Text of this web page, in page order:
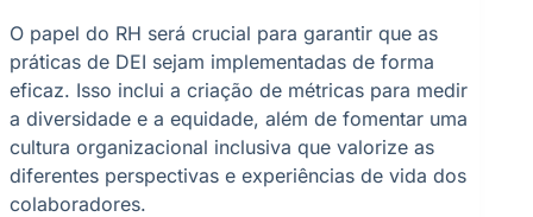
O papel do RH será crucial para garantir que as
práticas de DEI sejam implementadas de forma
eficaz. Isso inclui a criação de métricas para medir
a diversidade e a equidade, além de fomentar uma
cultura organizacional inclusiva que valorize as
diferentes perspectivas e experiências de vida dos
colaboradores.